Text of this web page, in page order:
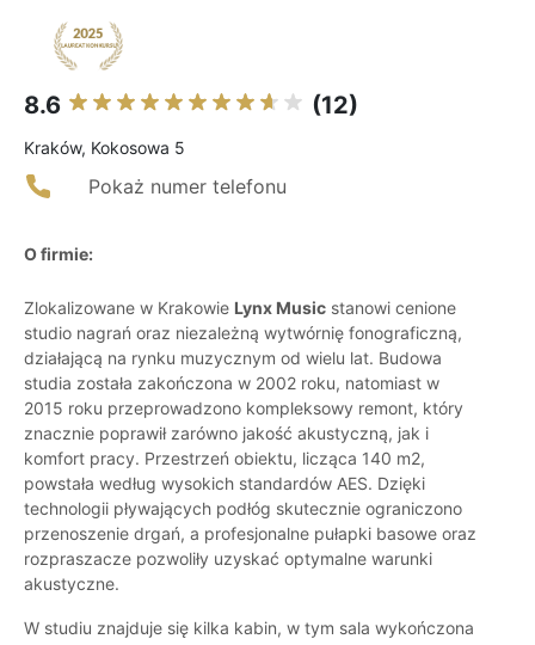
8.6 (12)
Kraków, Kokosowa 5
Pokaż numer telefonu
O firmie:
Zlokalizowane w Krakowie Lynx Music stanowi cenione
studio nagrań oraz niezależną wytwórnię fonograficzną,
działającą na rynku muzycznym od wielu lat. Budowa
studia została zakończona w 2002 roku, natomiast w
2015 roku przeprowadzono kompleksowy remont, który
znacznie poprawił zarówno jakość akustyczną, jak i
komfort pracy. Przestrzeń obiektu, licząca 140 m2,
powstała według wysokich standardów AES. Dzięki
technologii pływających podłóg skutecznie ograniczono
przenoszenie drgań, a profesjonalne pułapki basowe oraz
rozpraszacze pozwoliły uzyskać optymalne warunki
akustyczne.
W studiu znajduje się kilka kabin, w tym sala wykończona